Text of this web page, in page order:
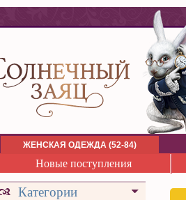
ЖЕНСКАЯ ОДЕЖДА (52-84)
Новые поступления
Категории